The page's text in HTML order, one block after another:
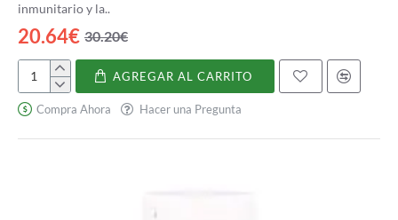
inmunitario y la..
20.64€ 30.20€
Reishi
6500
mg
AGREGAR AL CARRITO
Compra Ahora Hacer una Pregunta